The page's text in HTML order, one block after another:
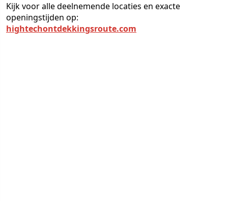
Kijk voor alle deelnemende locaties en exacte
openingstijden op:
hightechontdekkingsroute.com